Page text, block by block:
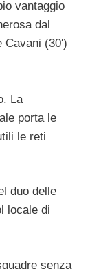
vantaggio
dal
(30′)
La
porta le
le reti
duo delle
locale di
senza